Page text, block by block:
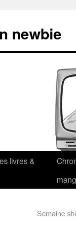
newbie
livres &
Semaine